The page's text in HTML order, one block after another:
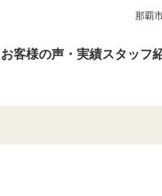
那覇
お客様の声・実績スタッフ